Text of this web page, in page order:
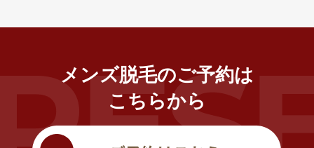
メンズ脱毛のご予約は
こちらから